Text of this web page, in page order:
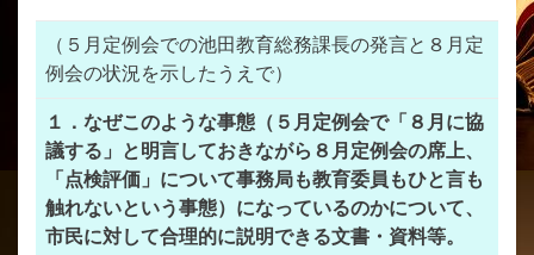
（５月定例会での池田教育総務課長の発言と８月定
例会の状況を示したうえで）
１．なぜこのような事態（５月定例会で「８月に協
議する」と明言しておきながら８月定例会の席上、
「点検評価」について事務局も教育委員もひと言も
触れないという事態）になっているのかについて、
市民に対して合理的に説明できる文書・資料等。